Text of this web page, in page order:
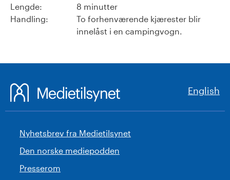
Lengde:
8 minutter
Handling:
To forhenværende kjærester blir
innelåst i en campingvogn.
English
Nyhetsbrev fra Medietilsynet
Den norske mediepodden
Presserom